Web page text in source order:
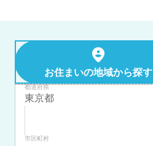
お住まいの地域から探す
都道府県
市区町村